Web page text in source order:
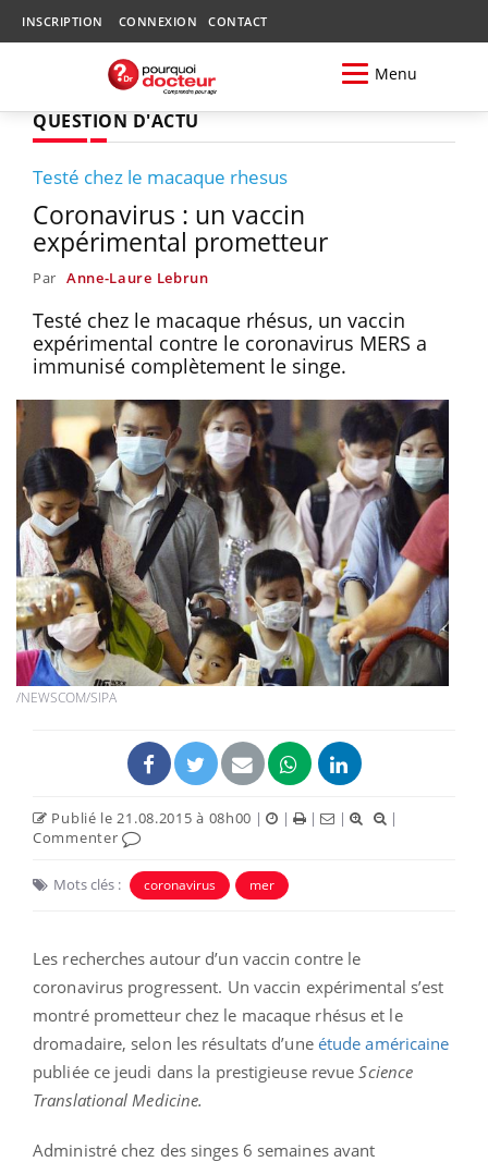
INSCRIPTION CONNEXION CONTACT
Menu
QUESTION D'ACTU
Testé chez le macaque rhesus
Coronavirus : un vaccin
expérimental prometteur
Par Anne-Laure Lebrun
Testé chez le macaque rhésus, un vaccin
expérimental contre le coronavirus MERS a
immunisé complètement le singe.
/NEWSCOM/SIPA
Publié le 21.08.2015 à 08h00 | | | |
|
Commenter
Mots clés : coronavirus mer
Les recherches autour d’un vaccin contre le
coronavirus progressent. Un vaccin expérimental s’est
montré prometteur chez le macaque rhésus et le
dromadaire, selon les résultats d’une étude américaine
publiée ce jeudi dans la prestigieuse revueScience
Translational Medicine.
Administré chez des singes 6 semaines avant